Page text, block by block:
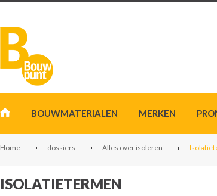
BOUWMATERIALEN MERKEN
Home dossiers Alles over isoleren
ISOLATIETERMEN